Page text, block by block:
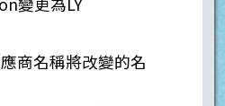
商名稱將改變的名